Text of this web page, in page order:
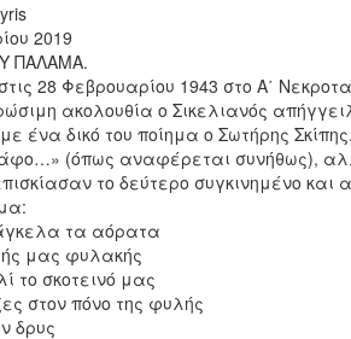
2019
ΠΑΛΑΜΑ.
28 Φεβρουαρίου 1943 στο Α΄
ακολουθία ο Σικελιανός
ένα δικό του ποίημα ο Σωτήρης
(όπως αναφέρεται συνήθως),
το δεύτερο συγκινημένο
τα αόρατα
μας φυλακής
το σκοτεινό μας
στον πόνο της φυλής
δρυς